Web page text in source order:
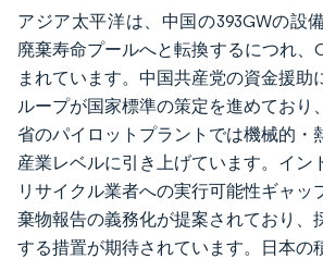
アジア太平洋は、中国の393GWの設
廃棄寿命プールへと転換するにつれ、
まれています。中国共産党の資金援助
ループが国家標準の策定を進めており
省のパイロットプラントでは機械的・
産業レベルに引き上げています。イン
リサイクル業者への実行可能性ギャッ
棄物報告の義務化が提案されており、
する措置が期待されています。日本の